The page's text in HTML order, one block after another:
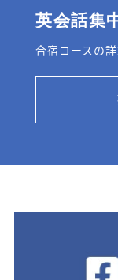
英会話集
合宿コースの